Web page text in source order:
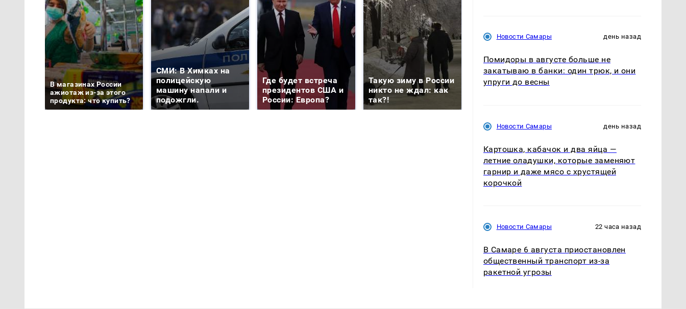
В магазинах России
ажиотаж из-за этого
продукта: что купить?
СМИ: В Химках на
полицейскую
машину напали и
подожгли.
Где будет встреча
президентов США и
России: Европа?
Такую зиму в России
никто не ждал: как
так?!
На Урале из казны
Новости Самары день назад
Помидоры в августе больше не
закатываю в банки: один трюк, и они
упруги до весны
Новости Самары день назад
Картошка, кабачок и два яйца —
летние оладушки, которые заменяют
гарнир и даже мясо с хрустящей
корочкой
Новости Самары 22 часа назад
В Самаре 6 августа приостановлен
общественный транспорт из-за
ракетной угрозы